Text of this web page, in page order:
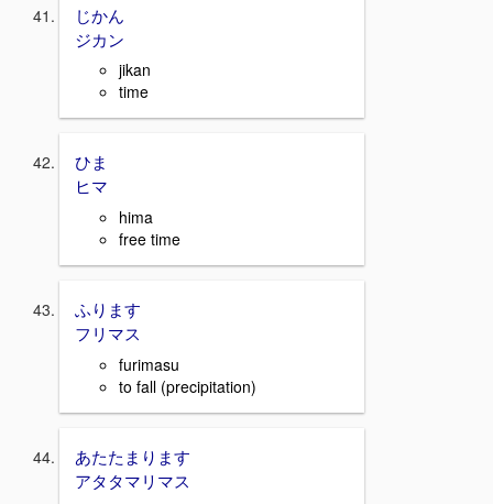
じかん
ジカン
jikan
time
ひま
ヒマ
hima
free time
ふります
フリマス
furimasu
to fall (precipitation)
あたたまります
アタタマリマス